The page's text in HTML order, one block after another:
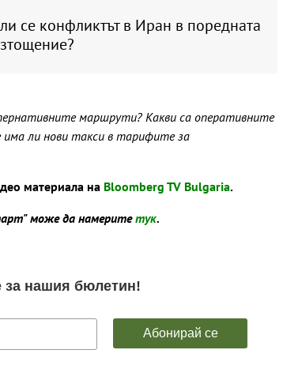
се конфликтът в Иран в поредната
маршрути? Какви са оперативните
ли нови такси в тарифите за
материала на Bloomberg TV Bulgaria.
може да намеритетук.
Министърът на
отбраната: Усилихме
пространство, както и охраната